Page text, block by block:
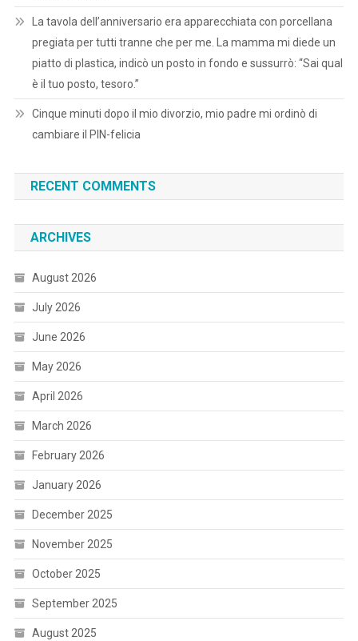
La tavola dell’anniversario era apparecchiata con porcellana
pregiata per tutti tranne che per me. La mamma mi diede un
piatto di plastica, indicò un posto in fondo e sussurrò: “Sai qual
è il tuo posto, tesoro.”
Cinque minuti dopo il mio divorzio, mio padre mi ordinò di
cambiare il PIN-felicia
RECENT COMMENTS
ARCHIVES
August 2026
July 2026
June 2026
May 2026
April 2026
March 2026
February 2026
January 2026
December 2025
November 2025
October 2025
September 2025
August 2025